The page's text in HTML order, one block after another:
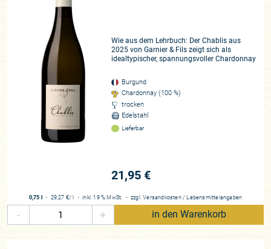
Wie aus dem Lehrbuch: Der Chablis aus
2025 von Garnier & Fils zeigt sich als
idealtypischer, spannungsvoller Chardonnay
Burgund
Chardonnay (100 %)
trocken
Edelstahl
Lieferbar
21,95 €
0,75 l ・ 29,27 €/ l ・inkl. 19 % MwSt. ・ zzgl.Versandkosten / Lebensmittelangaben
- + in den Warenkorb